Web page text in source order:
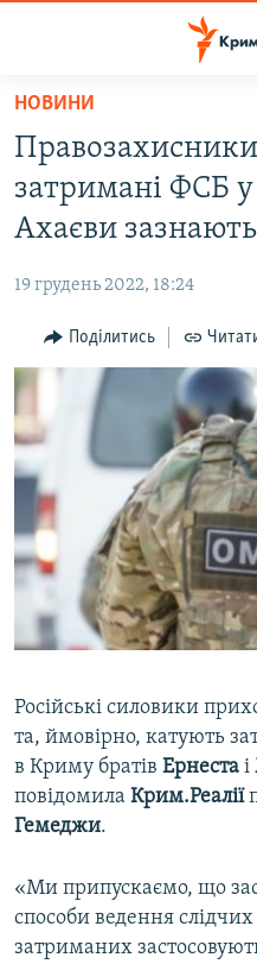
Перейти
основного
матеріалу
Перейти
до
основної
навігації
Перейти
до
пошуку
ВОДА.КРИМ
ВІДЕО ТА ФОТО
БЛОГИ
ПОГЛЯД
ІНТЕРВ'Ю
ВСЕ ЗА ДЕНЬ
СПЕЦПРОЕКТИ
ДЕПОРТАЦІЯ
ВІДЕОУРОКИ «ELIFBE»
СВІДЧЕННЯ ОКУПАЦІЇ
УКРАЇНСЬКА ПРОБЛЕМА КРИМУ
ЯК ОБІЙТИ БЛОКУВАННЯ
Русский
Qırımtatar
Усі сайти RFE/RL
НОВИНИ
затримані ФСБ
Ахаєви
19 грудень 2022, 18:24
Поділитись
Російські силовики
та, ймовірно, катують
в Криму братів Ернеста і
повідомила Крим.Реалії
Гемеджи.
«Ми припускаємо, що
способи ведення
затриманих